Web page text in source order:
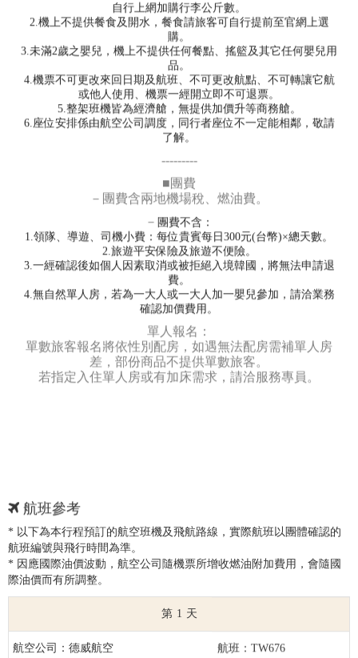
自行上網加購行李公斤數。
2.機上不提供餐食及開水，餐食請旅客可自行提前至官網上選
購。
3.未滿2歲之嬰兒，機上不提供任何餐點、搖籃及其它任何嬰兒用
品。
4.機票不可更改來回日期及航班、不可更改航點、不可轉讓它航
或他人使用、機票一經開立即不可退票。
5.整架班機皆為經濟艙，無提供加價升等商務艙。
6.座位安排係由航空公司調度，同行者座位不一定能相鄰，敬請
了解。
---------
■團費
－團費含兩地機場稅、燃油費。
－ 團費不含：
1.領隊、導遊、司機小費：每位貴賓每日300元(台幣)×總天數。
2.旅遊平安保險及旅遊不便險。
3.一經確認後如個人因素取消或被拒絕入境韓國，將無法申請退
費。
4.無自然單人房，若為一大人或一大人加一嬰兒參加，請洽業務
確認加價費用。
單人報名：
單數旅客報名將依性別配房，如遇無法配房需補單人房
差，部份商品不提供單數旅客。
若指定入住單人房或有加床需求，請洽服務專員。
航班參考
* 以下為本行程預訂的航空班機及飛航路線，實際航班以團體確認的
航班編號與飛行時間為準。
* 因應國際油價波動，航空公司隨機票所增收燃油附加費用，會隨國
際油價而有所調整。
1
德威航空 TW676